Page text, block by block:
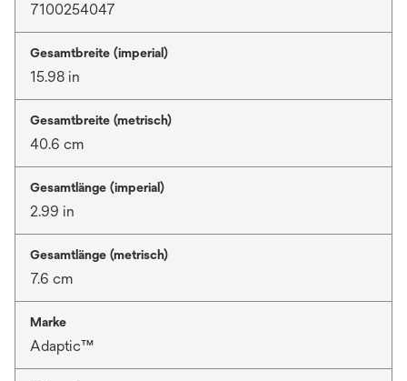
7100254047
Gesamtbreite (imperial)
15.98 in
Gesamtbreite (metrisch)
40.6 cm
Gesamtlänge (imperial)
2.99 in
Gesamtlänge (metrisch)
7.6 cm
Marke
Adaptic™